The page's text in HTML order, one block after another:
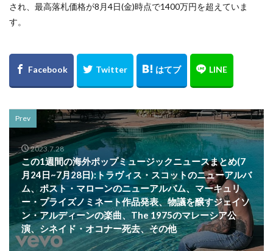
され、最高落札価格が8月4日(金)時点で1400万円を超えていま
す。
Prev
2023.7.28
この1週間の海外ポップミュージックニュースまとめ(7
月24日~7月28日):トラヴィス・スコットのニューアルバ
ム、ポスト・マローンのニューアルバム、マーキュリ
ー・プライズノミネート作品発表、物議を醸すジェイソ
ン・アルディーンの楽曲、The 1975のマレーシア公
演、シネイド・オコナー死去、その他